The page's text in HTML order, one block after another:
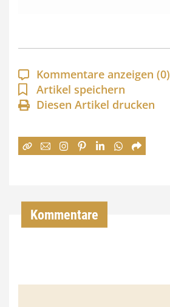
p
a
n
n
:
€
Kommentare anzeigen (0)
Artikel speichern
Diesen Artikel drucken
Kommentare